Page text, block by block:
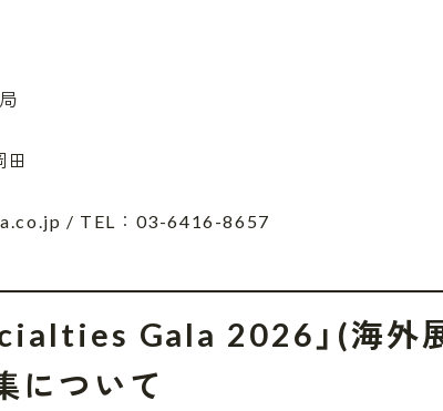
/ TEL：03-6416-8657
Gala 2026」(海外
について